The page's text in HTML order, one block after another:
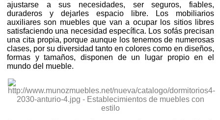
ajustarse a sus necesidades, ser seguros, fiables,
duraderos y dejarles espacio libre. Los mobiliarios
auxiliares son muebles que van a ocupar los sitios libres
satisfaciendo una necesidad específica. Los sofás precisan
una cita propia, porque aunque los tenemos de numerosas
clases, por su diversidad tanto en colores como en diseños,
formas y tamaños, disponen de un lugar propio en el
mundo del mueble.